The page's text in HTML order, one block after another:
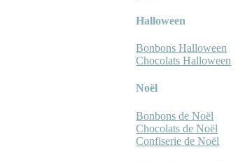
Halloween
Bonbons Halloween
Chocolats Halloween
Noël
Bonbons de Noël
Chocolats de Noël
Confiserie de Noël